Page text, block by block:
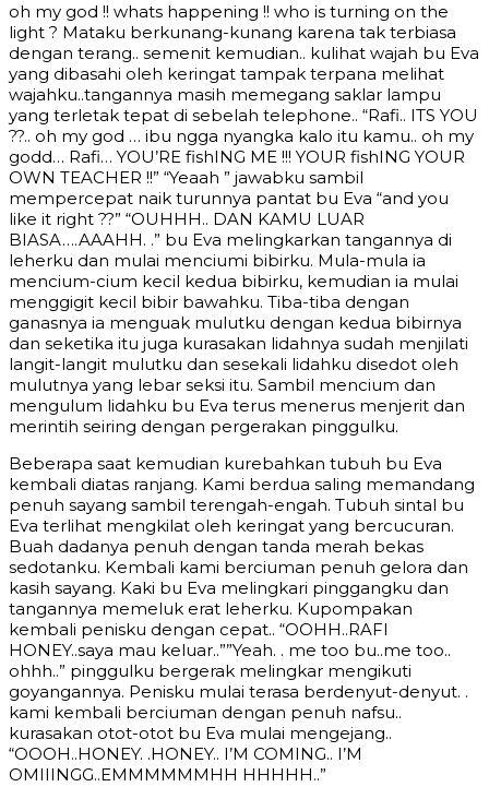
oh my god !! whats happening !! who is turning on the
light ? Mataku berkunang-kunang karena tak terbiasa
dengan terang.. semenit kemudian.. kulihat wajah bu Eva
yang dibasahi oleh keringat tampak terpana melihat
wajahku..tangannya masih memegang saklar lampu
yang terletak tepat di sebelah telephone.. “Rafi.. ITS YOU
??.. oh my god … ibu ngga nyangka kalo itu kamu.. oh my
godd… Rafi… YOU’RE fishING ME !!! YOUR fishING YOUR
OWN TEACHER !!” “Yeaah ” jawabku sambil
mempercepat naik turunnya pantat bu Eva “and you
like it right ??” “OUHHH.. DAN KAMU LUAR
BIASA….AAAHH. .” bu Eva melingkarkan tangannya di
leherku dan mulai menciumi bibirku. Mula-mula ia
mencium-cium kecil kedua bibirku, kemudian ia mulai
menggigit kecil bibir bawahku. Tiba-tiba dengan
ganasnya ia menguak mulutku dengan kedua bibirnya
dan seketika itu juga kurasakan lidahnya sudah menjilati
langit-langit mulutku dan sesekali lidahku disedot oleh
mulutnya yang lebar seksi itu. Sambil mencium dan
mengulum lidahku bu Eva terus menerus menjerit dan
merintih seiring dengan pergerakan pinggulku.
Beberapa saat kemudian kurebahkan tubuh bu Eva
kembali diatas ranjang. Kami berdua saling memandang
penuh sayang sambil terengah-engah. Tubuh sintal bu
Eva terlihat mengkilat oleh keringat yang bercucuran.
Buah dadanya penuh dengan tanda merah bekas
sedotanku. Kembali kami berciuman penuh gelora dan
kasih sayang. Kaki bu Eva melingkari pinggangku dan
tangannya memeluk erat leherku. Kupompakan
kembali penisku dengan cepat.. “OOHH..RAFI
HONEY..saya mau keluar..””Yeah. . me too bu..me too..
ohhh..” pinggulku bergerak melingkar mengikuti
goyangannya. Penisku mulai terasa berdenyut-denyut. .
kami kembali berciuman dengan penuh nafsu..
kurasakan otot-otot bu Eva mulai mengejang..
“OOOH..HONEY. .HONEY.. I’M COMING.. I’M
OMIIINGG..EMMMMMMHH HHHHH..”